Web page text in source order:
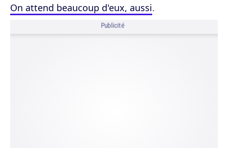
On attend beaucoup d'eux, aussi.
Publicité